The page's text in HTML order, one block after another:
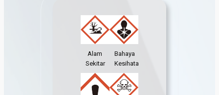
Alam
Sekitar
Bahaya
Kesihatan